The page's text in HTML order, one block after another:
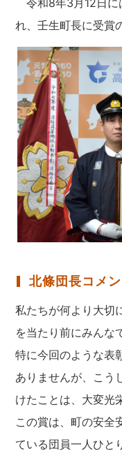
れ、壬生町長に受賞
北條団長コメン
私たちが何より大切
を当たり前にみんな
特に今回のような表
ありませんが、こう
けたことは、大変光
この賞は、町の安全
ている団員一人ひと